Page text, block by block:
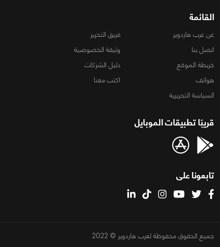
القائمة
عن عرب هاردوير
فريق التحرير
اتصل بنا
وثيقة الخصوصية
خريطة الموقع
دليل الشركات
هواتف
اكتب معنا
السياسة التحريرية
قريبًا تطبيقات الموبايل
تابعونا على
جميع الحقوق محفوظة لعرب هاردوير © 2022